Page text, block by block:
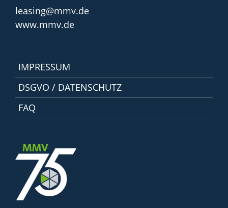
leasing@mmv.de
www.mmv.de
IMPRESSUM
DSGVO / DATENSCHUTZ
FAQ